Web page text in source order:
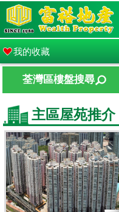
我的收藏
荃灣區樓盤搜尋
主區屋苑推介